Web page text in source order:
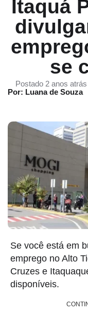
Itaquá
se
Postado 2 anos atrás
Por: Luana de Souza
Se você está em
emprego no Alto
Cruzes e
disponíveis.